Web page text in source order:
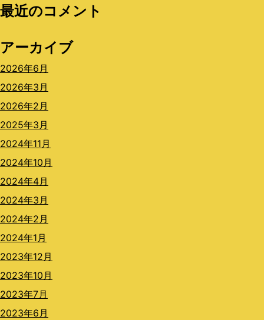
最近のコメント
アーカイブ
2026年6月
2026年3月
2026年2月
2025年3月
2024年11月
2024年10月
2024年4月
2024年3月
2024年2月
2024年1月
2023年12月
2023年10月
2023年7月
2023年6月